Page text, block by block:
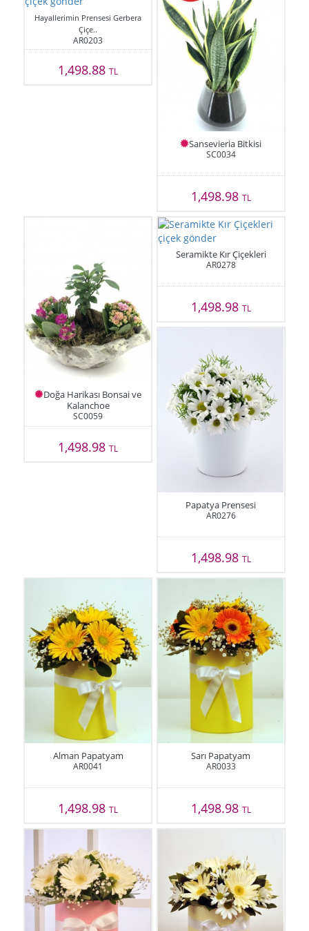
Hayallerimin Prensesi Gerbera
Çiçe..
AR0203
1,498.88TL
Sansevieria Bitkisi
SC0034
1,498.98 TL
Doğa Harikası Bonsai ve
Kalanchoe
SC0059
1,498.98TL
Seramikte Kır Çiçekleri
AR0278
1,498.98 TL
Papatya Prensesi
AR0276
1,498.98 TL
Alman Papatyam
AR0041
1,498.98TL
Sarı Papatyam
AR0033
1,498.98 TL